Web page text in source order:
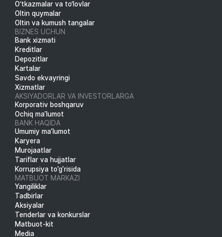
O‘tkazmalar va to‘lovlar
Oltin quymalar
Oltin va kumush tangalar
BIZNES UCHUN
Bank xizmati
Kreditlar
Depozitlar
Kartalar
Savdo ekvayringi
Xizmatlar
AKSIYADORLAR VA INVESTORLARGA
Korporativ boshqaruv
Ochiq ma’lumot
BANK HAQIDA
Umumiy ma’lumot
Karyera
Murojaatlar
Tariflar va hujjatlar
Korrupsiya to’g’risida
MATBUOT MARKAZI
Yangiliklar
Tadbirlar
Aksiyalar
Tenderlar va konkurslar
Matbuot-kit
Media